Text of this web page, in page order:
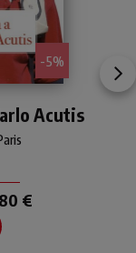
- 5%
che
il cuore
Acutis
€